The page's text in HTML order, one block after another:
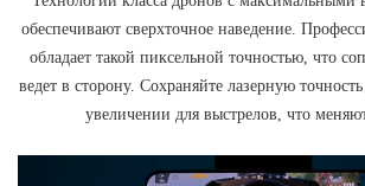
обеспечивают сверхточное наведение.
обладает такой пиксельной точностью, что
ведет в сторону. Сохраняйте лазерную
увеличении для выстрелов, что